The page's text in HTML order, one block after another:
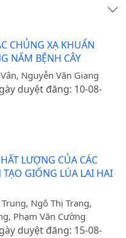
CHỦNG XẠ KHUẨN
NẤM BỆNH CÂY
Nguyễn Văn Giang
duyệt đăng: 10-08-
LƯỢNG CỦA CÁC
GIỐNG LÚA LAI HAI
Ngô Thị Trang,
Phạm Văn Cường
duyệt đăng: 15-08-